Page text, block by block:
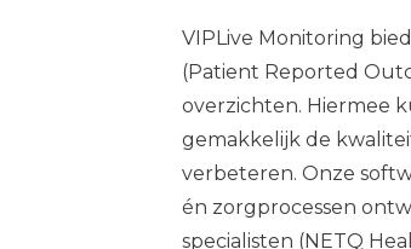
VIPLive Monitoring
(Patient Reported
overzichten. Hiermee
gemakkelijk de
verbeteren. Onze
én zorgprocessen
specialisten (NETQ